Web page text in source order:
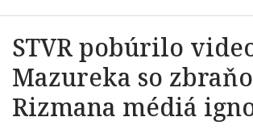
STVR pobúrilo
Mazureka so
Rizmana médiá